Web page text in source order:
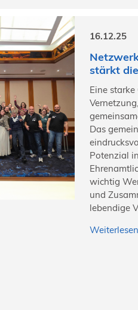
16.12.25
stärkt
Eine
Das
Potenzial
wichtig
und
lebendige
Weiterlesen